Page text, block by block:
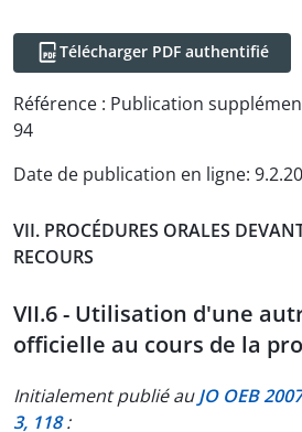
Télécharger PDF authentifié
Référence : Publication
94
Date de publication en ligne:
VII. PROCÉDURES ORALES
RECOURS
VII.6 - Utilisation d'une
officielle au cours de la
Initialement publié auJO OEB
3, 118: